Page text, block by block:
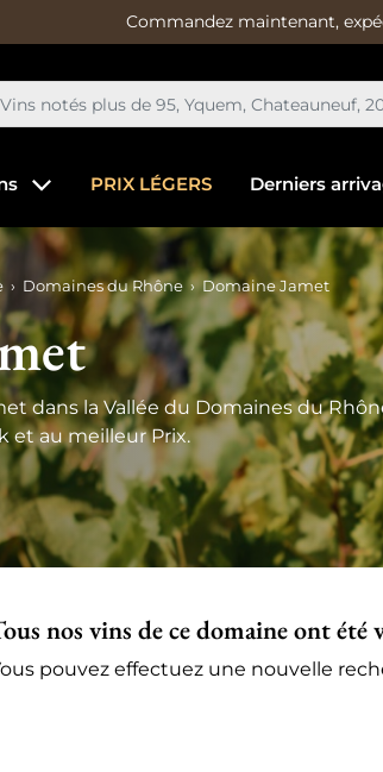
Commandez maintenant,
PRIX LÉGERS Derniers
Domaines du Rhône Domaine Jamet
dans la Vallée du Domaines du
et au meilleur Prix.
nos vins de ce domaine ont été
pouvez effectuez une nouvelle